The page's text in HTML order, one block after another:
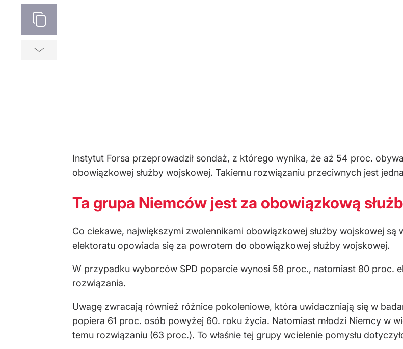
Instytut Forsa przeprowadził sondaż, z którego wynika, że aż 54 proc.
obowiązkowej służby wojskowej. Takiemu rozwiązaniu przeciwnych jest
Ta grupa Niemców jest za obowiązkową
Co ciekawe, największymi zwolennikami obowiązkowej służby wojskowej
elektoratu opowiada się za powrotem do obowiązkowej służby wojskowej.
W przypadku wyborców SPD poparcie wynosi 58 proc., natomiast 80 proc.
rozwiązania.
Uwagę zwracają również różnice pokoleniowe, która uwidaczniają się w
popiera 61 proc. osób powyżej 60. roku życia. Natomiast młodzi Niemcy w
temu rozwiązaniu (63 proc.). To właśnie tej grupy wcielenie pomysłu